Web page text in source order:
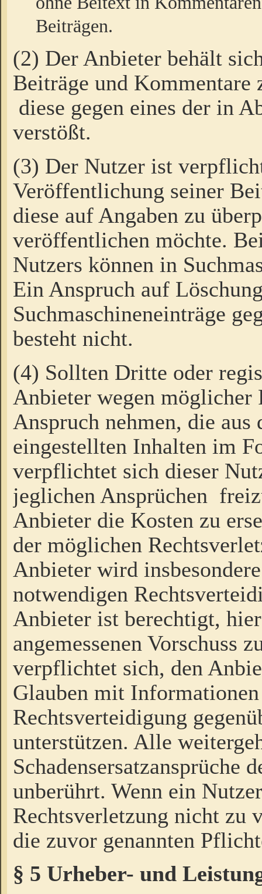
Beiträgen.
(2) Der Anbieter behält
Beiträge und Kommentare
diese gegen eines der in
verstößt.
(3) Der Nutzer ist
Veröffentlichung seiner
diese auf Angaben zu
veröffentlichen möchte.
Nutzers können in
Ein Anspruch auf
Suchmaschineneinträge
besteht nicht.
(4) Sollten Dritte oder
Anbieter wegen möglicher
Anspruch nehmen, die
eingestellten Inhalten im
verpflichtet sich dieser
jeglichen Ansprüchen
Anbieter die Kosten zu
der möglichen
Anbieter wird
notwendigen
Anbieter ist berechtigt,
angemessenen Vorschuss
verpflichtet sich, den
Glauben mit
Rechtsverteidigung
unterstützen. Alle
Schadensersatzansprüche
unberührt. Wenn ein
Rechtsverletzung nicht zu
die zuvor genannten
§ 5 Urheber- und